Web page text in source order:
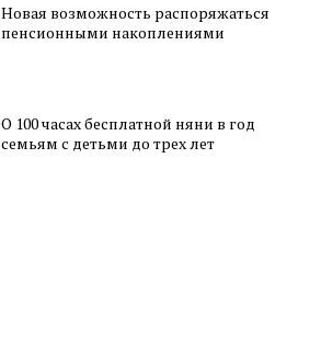
Новая возможность распоряжаться
пенсионными накоплениями
О 100 часах бесплатной няни в год
семьям с детьми до трех лет